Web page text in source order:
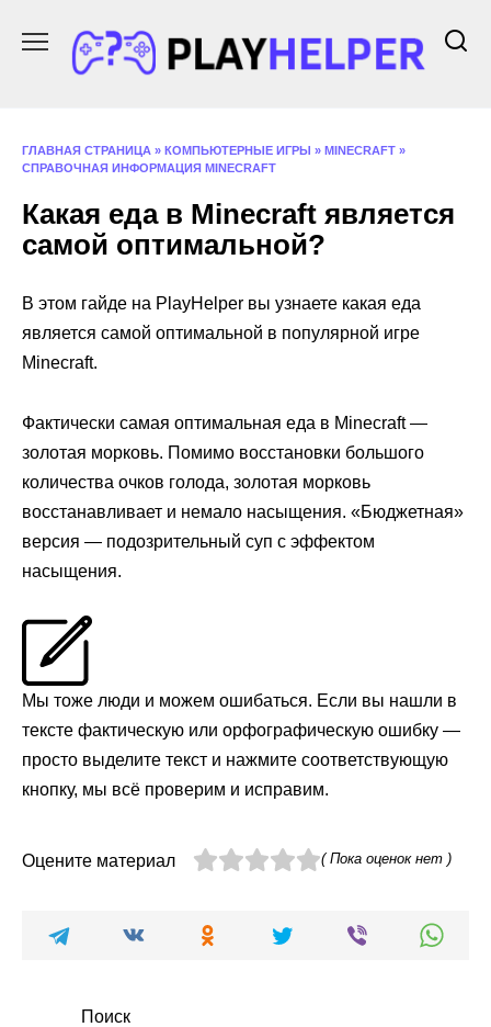
содержанию
ГЛАВНАЯ СТРАНИЦА » КОМПЬЮТЕРНЫЕ ИГРЫ » MINECRAFT »
СПРАВОЧНАЯ ИНФОРМАЦИЯ MINECRAFT
Какая еда в Minecraft является
самой оптимальной?
В этом гайде на PlayHelper вы узнаете какая еда
является самой оптимальной в популярной игре
Minecraft.
Фактически самая оптимальная еда в Minecraft —
золотая морковь. Помимо восстановки большого
количества очков голода, золотая морковь
восстанавливает и немало насыщения. «Бюджетная»
версия — подозрительный суп с эффектом
насыщения.
Мы тоже люди и можем ошибаться. Если вы нашли в
тексте фактическую или орфографическую ошибку —
просто выделите текст и нажмите соответствующую
кнопку, мы всё проверим и исправим.
Оцените материал ( Пока оценок нет )
Поиск